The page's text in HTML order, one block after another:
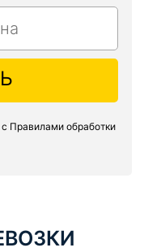
Правилами обработки